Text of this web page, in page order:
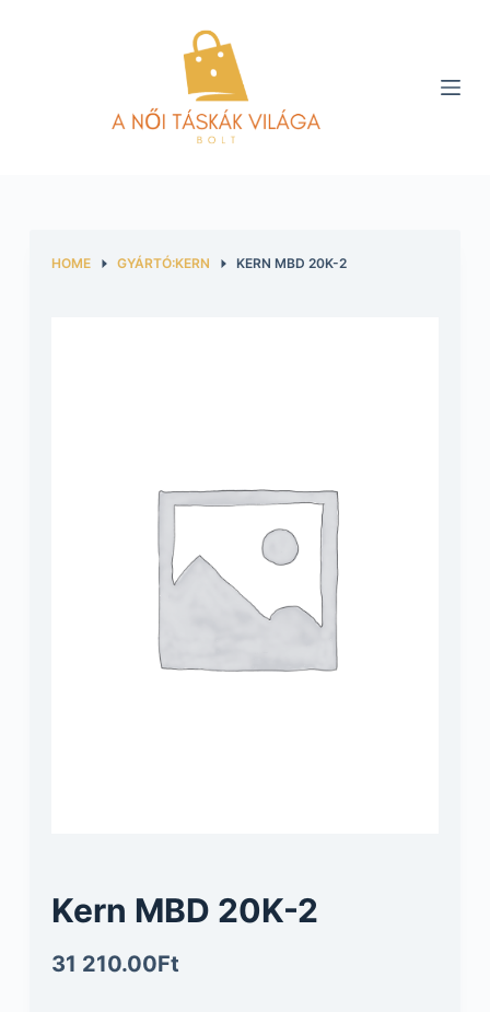
HOME GYÁRTÓ:KERN KERN MBD 20K-2
Kern MBD 20K-2
31 210.00Ft